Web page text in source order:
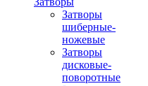
Затворы
шиберные-
ножевые
Затворы
дисковые-
поворотные